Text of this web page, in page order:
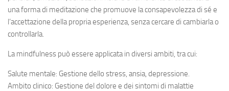
una forma di meditazione che promuove la consapevolezza di sé e
l’accettazione della propria esperienza, senza cercare di cambiarla o
controllarla.
La mindfulness può essere applicata in diversi ambiti, tra cui:
Salute mentale: Gestione dello stress, ansia, depressione.
Ambito clinico: Gestione del dolore e dei sintomi di malattie